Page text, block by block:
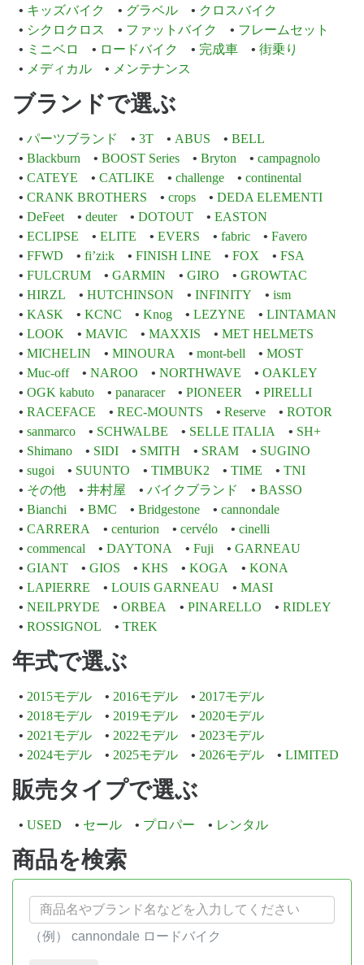
キッズバイク
グラベル
クロスバイク
シクロクロス
ファットバイク
フレームセット
ミニベロ
ロードバイク 完成車
街乗り
メディカル
メンテナンス
ブランドで選ぶ
パーツブランド 3T ABUS
BELL
Blackburn
BOOST Series Bryton
campagnolo
CATEYE
CATLIKE challenge
continental
CRANK BROTHERS
crops
DEDA ELEMENTI
DeFeet
deuter DOTOUT
EASTON
ECLIPSE
ELITE EVERS fabric
Favero
FFWD
fi’zi:k FINISH LINE FOX
FSA
FULCRUM
GARMIN GIRO
GROWTAC
HIRZL
HUTCHINSON INFINITY
ism
KASK
KCNC Knog LEZYNE
LINTAMAN
LOOK
MAVIC MAXXIS
MET HELMETS
MICHELIN
MINOURA mont-bell
MOST
Muc-off
NAROO NORTHWAVE
OAKLEY
OGK kabuto
panaracer PIONEER
PIRELLI
RACEFACE
REC-MOUNTS Reserve
ROTOR
sanmarco
SCHWALBE SELLE ITALIA
SH+
Shimano
SIDI SMITH SRAM
SUGINO
sugoi
SUUNTO TIMBUK2 TIME
TNI
その他
井村屋 バイクブランド
BASSO
Bianchi
BMC Bridgestone
cannondale
CARRERA
centurion cervélo
cinelli
commencal
DAYTONA Fuji
GARNEAU
GIANT
GIOS KHS KOGA
KONA
LAPIERRE
LOUIS GARNEAU
MASI
NEILPRYDE
ORBEA PINARELLO
RIDLEY
ROSSIGNOL
TREK
年式で選ぶ
2015モデル 2016モデル
2017モデル
2018モデル
2019モデル
2020モデル
2021モデル
2022モデル
2023モデル
2024モデル
2025モデル 2026モデル LIMITED
販売タイプで選ぶ
USED セール プロパー レンタル
商品を検索
（例） cannondale ロードバイク